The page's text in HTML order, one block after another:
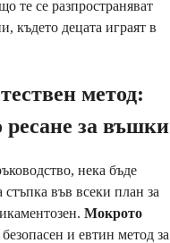
те се разпространяват
където децата играят в
метод:
за въшки
нека бъде
във всеки план за
Мокрото
и евтин метод за